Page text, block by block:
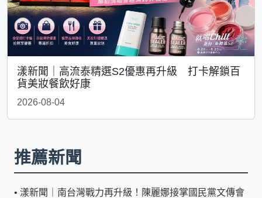
漾新聞｜高流泰精選S2優惠再升級 打卡解鎖百
貨美妝餐飲好康
2026-08-04
推薦新聞
• 漾新聞｜南台灣戰力再升級！陳麗娜接掌國民黨文傳會